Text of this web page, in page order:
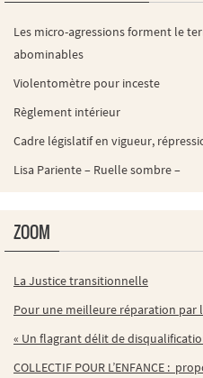
Les micro-agressions forment le
abominables
Violentomètre pour inceste
Règlement intérieur
Cadre législatif en vigueur,
Lisa Pariente – Ruelle sombre –
ZOOM
La Justice transitionnelle
Pour une meilleure réparation par
« Un flagrant délit de
COLLECTIF POUR L’ENFANCE :